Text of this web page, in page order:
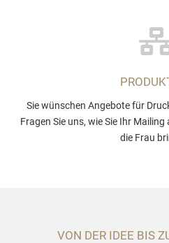
Sie wünschen Angebote für
Fragen Sie uns, wie Sie Ihr
die Frau
VON DER IDEE BIS